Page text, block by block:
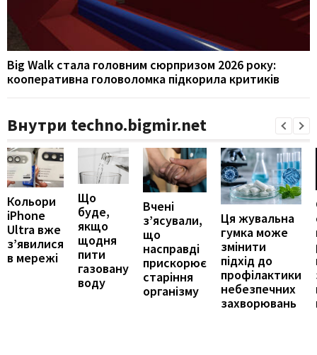
Big Walk стала головним сюрпризом 2026 року:
кооперативна головоломка підкорила критиків
Внутри techno.bigmir.net
Кольори
iPhone
Ultra вже
з’явилися
в мережі
Що
буде,
якщо
щодня
пити
газовану
воду
Вчені
з’ясували,
що
насправді
прискорює
старіння
організму
Ця жувальна
гумка може
змінити
підхід до
профілактики
небезпечних
захворювань